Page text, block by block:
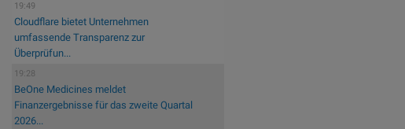
19:49
Cloudflare bietet Unternehmen
umfassende Transparenz zur
Überprüfun...
19:28
BeOne Medicines meldet
Finanzergebnisse für das zweite Quartal
2026...